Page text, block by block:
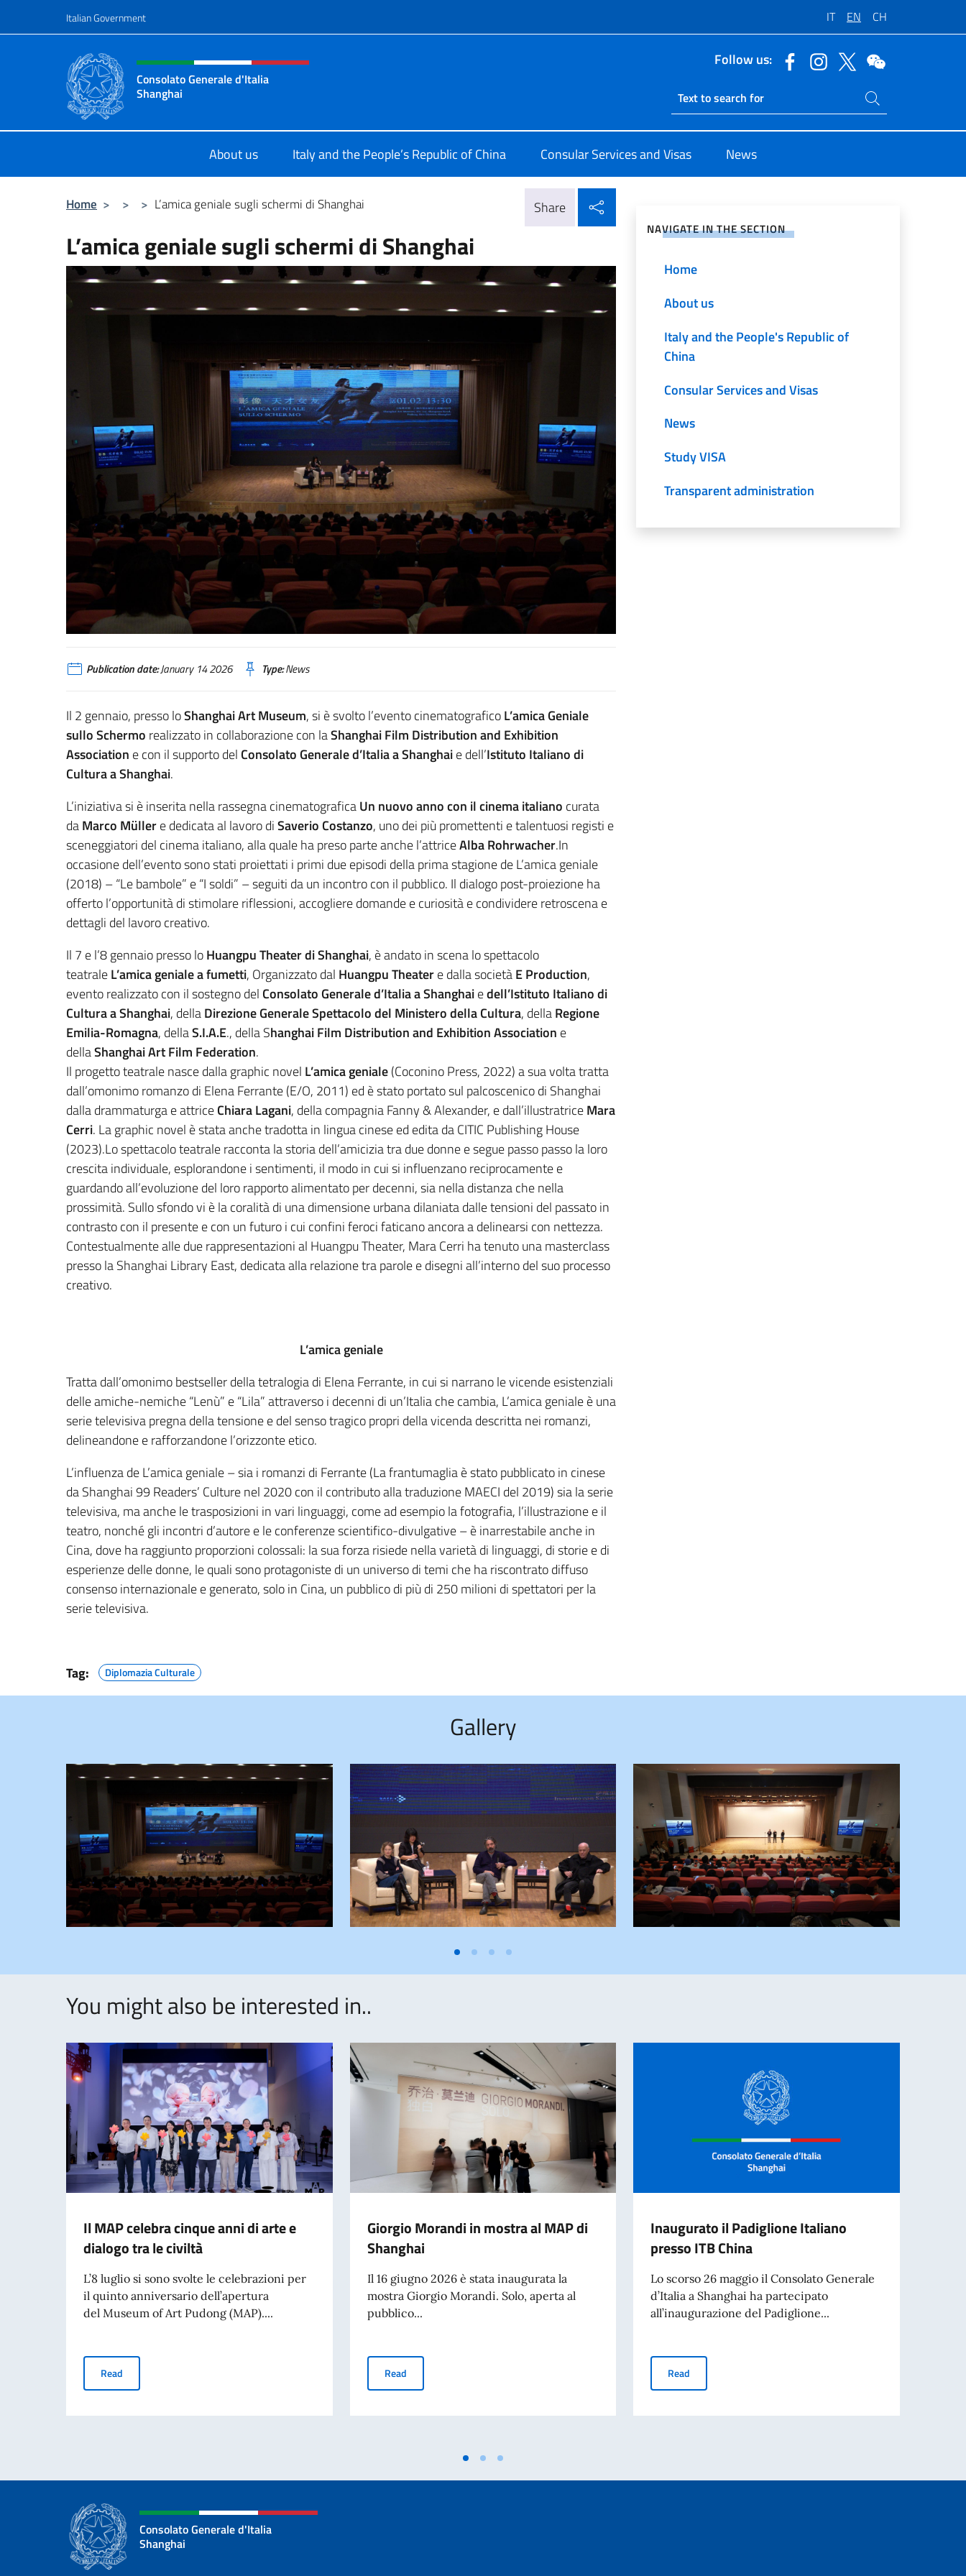
Italian Government IT EN CH
Header, social and menu of site
Consolato Generale d'Italia
Shanghai
Follow us:
Ricerca sito live
Search on site
About us Italy and the People’s Republic of China Consular Services and Visas News
Home > > > L’amica geniale sugli schermi di Shanghai Share
L’amica geniale sugli schermi di Shanghai
Publication date:January 14 2026 Type:News
Il 2 gennaio, presso loShanghai Art Museum, si è svolto l’evento cinematograficoL’amica Geniale
sullo Schermo realizzato in collaborazione con laShanghai Film Distribution and Exhibition
Association e con il supporto del Consolato Generale d’Italia a Shanghaie dell’Istituto Italiano di
Cultura a Shanghai.
L’iniziativa si è inserita nella rassegna cinematograficaUn nuovo anno con il cinema italiano curata
daMarco Müllere dedicata al lavoro diSaverio Costanzo, uno dei più promettenti e talentuosi registi e
sceneggiatori del cinema italiano, alla quale ha preso parte anche l’attriceAlba Rohrwacher.In
occasione dell’evento sono stati proiettati i primi due episodi della prima stagione de L’amica geniale
(2018) – “Le bambole” e “I soldi” – seguiti da un incontro con il pubblico. Il dialogo post-proiezione ha
offerto l’opportunità di stimolare riflessioni, accogliere domande e curiosità e condividere retroscena e
dettagli del lavoro creativo.
Il 7 e l’8 gennaio presso loHuangpu Theater di Shanghai, è andato in scena lo spettacolo
teatraleL’amica geniale a fumetti, Organizzato dal Huangpu Theatere dalla societàE Production,
evento realizzato con il sostegno del Consolato Generale d’Italia a Shanghaiedell’Istituto Italiano di
Cultura a Shanghai, dellaDirezione Generale Spettacolo del Ministero della Cultura, dellaRegione
Emilia-Romagna, dellaS.I.A.E., della Shanghai Film Distribution and Exhibition Association e
dellaShanghai Art Film Federation.
Il progetto teatrale nasce dalla graphic novel L’amica geniale(Coconino Press, 2022) a sua volta tratta
dall’omonimo romanzo di Elena Ferrante (E/O, 2011) ed è stato portato sul palcoscenico di Shanghai
dalla drammaturga e attriceChiara Lagani, della compagnia Fanny & Alexander, e dall’illustratriceMara
Cerri. La graphic novel è stata anche tradotta in lingua cinese ed edita da CITIC Publishing House
(2023).Lo spettacolo teatrale racconta la storia dell’amicizia tra due donne e segue passo passo la loro
crescita individuale, esplorandone i sentimenti, il modo in cui si influenzano reciprocamente e
guardando all’evoluzione del loro rapporto alimentato per decenni, sia nella distanza che nella
prossimità. Sullo sfondo vi è la coralità di una dimensione urbana dilaniata dalle tensioni del passato in
contrasto con il presente e con un futuro i cui confini feroci faticano ancora a delinearsi con nettezza.
Contestualmente alle due rappresentazioni al Huangpu Theater, Mara Cerri ha tenuto una masterclass
presso la Shanghai Library East, dedicata alla relazione tra parole e disegni all’interno del suo processo
creativo.
L’amica geniale
Tratta dall’omonimo bestseller della tetralogia di Elena Ferrante, in cui si narrano le vicende esistenziali
delle amiche-nemiche “Lenù” e “Lila” attraverso i decenni di un’Italia che cambia, L’amica geniale è una
serie televisiva pregna della tensione e del senso tragico propri della vicenda descritta nei romanzi,
delineandone e rafforzandone l’orizzonte etico.
L’influenza de L’amica geniale – sia i romanzi di Ferrante (La frantumaglia è stato pubblicato in cinese
da Shanghai 99 Readers’ Culture nel 2020 con il contributo alla traduzione MAECI del 2019) sia la serie
televisiva, ma anche le trasposizioni in vari linguaggi, come ad esempio la fotografia, l’illustrazione e il
teatro, nonché gli incontri d’autore e le conferenze scientifico-divulgative – è inarrestabile anche in
Cina, dove ha raggiunto proporzioni colossali: la sua forza risiede nella varietà di linguaggi, di storie e di
esperienze delle donne, le quali sono protagoniste di un universo di temi che ha riscontrato diffuso
consenso internazionale e generato, solo in Cina, un pubblico di più di 250 milioni di spettatori per la
serie televisiva.
Tag: Diplomazia Culturale
NAVIGATE IN THE SECTION
Home
About us
Italy and the People's Republic of
China
Consular Services and Visas
News
Study VISA
Transparent administration
Gallery
You might also be interested in..
Il MAP celebra cinque anni di arte e
dialogo tra le civiltà
L’8 luglio si sono svolte le celebrazioni per
il quinto anniversario dell’apertura
del Museum of Art Pudong (MAP)....
Read
Giorgio Morandi in mostra al MAP di
Shanghai
Il 16 giugno 2026 è stata inaugurata la
mostra Giorgio Morandi. Solo, aperta al
pubblico...
ReadGiorgio Morandi in mostra al MAP di Shanghai
Inaugurato il Padiglione Italiano
presso ITB China
Lo scorso 26 maggio il Consolato Generale
d’Italia a Shanghai ha partecipato
all’inaugurazione del Padiglione...
Read
Consolato Generale d'Italia
Shanghai